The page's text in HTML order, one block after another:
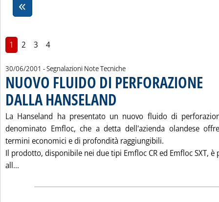
1 2 3 4
30/06/2001 - Segnalazioni Note Tecniche
NUOVO FLUIDO DI PERFORAZIONE
DALLA HANSELAND
La Hanseland ha presentato un nuovo fluido di
denominato Emfloc, che a detta dell'azienda olandese
termini economici e di profondità raggiungibili.
Il prodotto, disponibile nei due tipi Emfloc CR ed Emfloc SXT,
all...